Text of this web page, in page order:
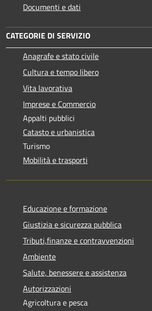
Documenti e dati
CATEGORIE DI SERVIZIO
Anagrafe e stato civile
Cultura e tempo libero
Vita lavorativa
Imprese e Commercio
Appalti pubblici
Catasto e urbanistica
Turismo
Mobilità e trasporti
Educazione e formazione
Giustizia e sicurezza pubblica
Tributi,finanze e contravvenzioni
Ambiente
Salute, benessere e assistenza
Autorizzazioni
Agricoltura e pesca